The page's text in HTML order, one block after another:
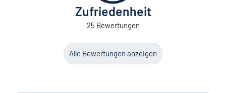
Zufriedenheit
25 Bewertungen
Alle Bewertungen anzeigen